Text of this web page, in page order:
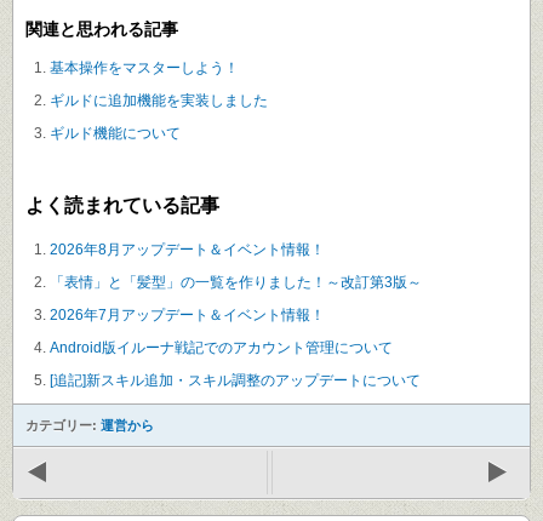
関連と思われる記事
基本操作をマスターしよう！
ギルドに追加機能を実装しました
ギルド機能について
よく読まれている記事
2026年8月アップデート＆イベント情報！
「表情」と「髪型」の一覧を作りました！～改訂第3版～
2026年7月アップデート＆イベント情報！
Android版イルーナ戦記でのアカウント管理について
[追記]新スキル追加・スキル調整のアップデートについて
カテゴリー: 運営から